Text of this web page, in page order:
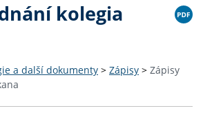
kolegia
a další dokumenty > Zápisy > Zápisy